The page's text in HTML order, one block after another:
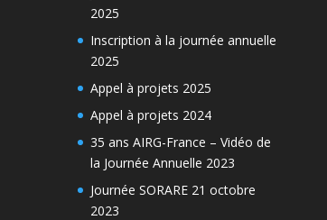
2025
Inscription à la journée annuelle
2025
Appel à projets 2025
Appel à projets 2024
35 ans AIRG-France – Vidéo de
la Journée Annuelle 2023
Journée SORARE 21 octobre
2023